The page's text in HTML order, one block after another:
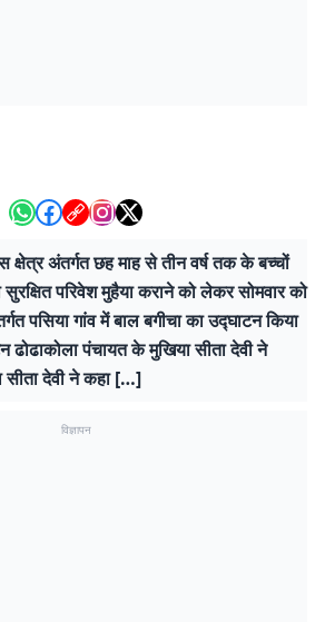
क्षेत्र अंतर्गत छह माह से तीन वर्ष तक के बच्चों
सुरक्षित परिवेश मुहैया कराने को लेकर सोमवार को
पसिया गांव में बाल बगीचा का उद्घाटन किया
ढोढाकोला पंचायत के मुखिया सीता देवी ने
सीता देवी ने कहा […]
विज्ञापन